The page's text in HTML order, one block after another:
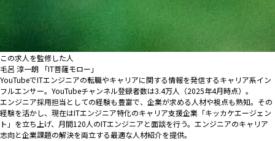
この求人を監修した人
毛呂 淳一朗 「IT菩薩モロー」
YouTubeでITエンジニアの転職やキャリアに関する情報を発信するキャリア系イン
フルエンサー。YouTubeチャンネル登録者数は3.4万人（2025年4月時点）。
エンジニア採用担当としての経験も豊富で、企業が求める人材や視点も熟知。その
経験を活かし、現在はITエンジニア特化のキャリア支援企業「キッカケエージェン
ト」を立ち上げ、月間120人のITエンジニアと面談を行う。エンジニアのキャリア
志向と企業課題の解決を両立する最適な人材紹介を提供。